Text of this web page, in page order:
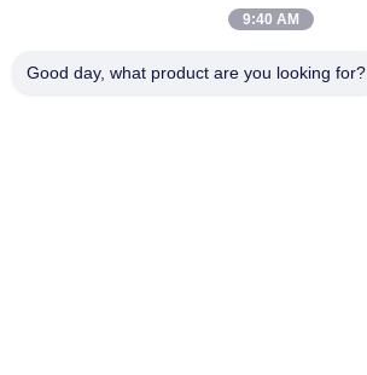
9:40 AM
Good day, what product are you looking for?